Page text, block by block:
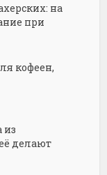
на
при
кофеен,
из
делают